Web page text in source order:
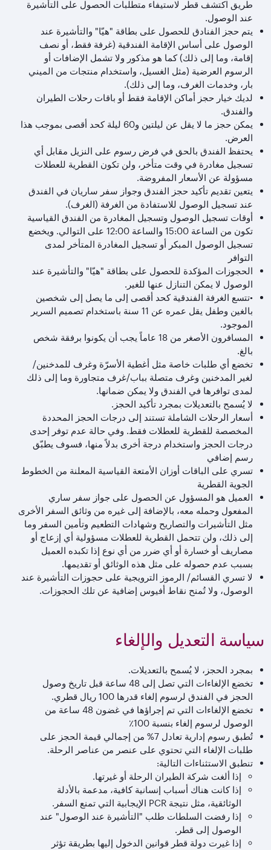
طريق اكتشف قطر لاستيفاء متطلبات الحصول على التأشيرة
عند الوصول.
يتم حجز الفنادق للحصول على بطاقة "هيّا" والتأشيرة عند
الوصول على أساس الإقامة الفندقية (غرفة فقط، أو نصف
إقامة، وما إلى ذلك) كما هو مذكور ولا تشمل الإضافات أو
الرسوم العرضية (مثل الغسيل، واستخدام منتجات من الميني
بار، وخدمات الغرف، وما إلى ذلك).
لديك خيار حجز أماكن الإقامة فقط أو باقات رحلات الطيران
والفندق.
يمكن حجز ما لا يقل عن ليلتين و60 ليلة كحد أقصى بموجب هذا
العرض.
يحتفظ الفندق بالحق في فرض رسوم على النزيل مقابل أي
تسجيل مغادرة في وقت متأخر، ولن تكون القطرية للعطلات
مسؤولة عن الأسعار المفروضة.
يتعين تقديم تأكيد حجز الفندق وجواز سفر ساريان في الفندق
عند تسجيل الوصول للاستفادة من الغرفة (الغرف).
أوقات تسجيل الوصول وتسجيل المغادرة من الفندق القياسية
تكون من الساعة 15:00 والساعة 12:00 على التوالي. ويخضع
تسجيل الوصول المبكر أو تسجيل المغادرة المتأخر لمدى
التوافر
الحجوزات المؤكدة للحصول على بطاقة "هيّا" والتأشيرة عند
الوصول لا يمكن التنازل عنها للغير.
•تتسع الغرفة الفندقية كحد أقصى إلى ما يصل إلى شخصين
بالغين وطفل يقل عمره عن 11 سنة باستخدام تصميم السرير
الموجود.
المسافرون الأصغر من 18 عاماً يجب أن يكونوا برفقة شخص
بالغ.
تخضع أي طلبات خاصة مثل أغطية الأسرّة وغرف للمدخنين/
لغير المدخنين وغرف متصلة بباب/غرف متجاورة وما إلى ذلك
لمدى توافرها في الفندق ولا يمكن ضمانها.
لا يُسمح بالتعديلات بمجرد تأكيد الحجز.
أسعار الرحلات الشاملة تستند إلى درجات الحجز المحددة
المخصصة للقطرية للعطلات فقط. وفي حالة عدم توفر إحدى
درجات الحجز واستخدام درجة أخرى بدلاً منها، فسوف يطبّق
رسم إضافي
تسري على الباقات أوزان الأمتعة القياسية المعلنة من الخطوط
الجوية القطرية
العميل هو المسؤول عن الحصول على جواز سفر ساري
المفعول وحمله معه، بالإضافة إلى غيره من وثائق السفر الأخرى
مثل التأشيرات والتصاريح وشهادات التطعيم وتأمين السفر وما
إلى ذلك، ولن تتحمل القطرية للعطلات مسؤولية أي إزعاج أو
مصاريف أو خسارة أو أي ضرر من أي نوع إذا تكبده العميل
بسبب عدم حصوله على مثل هذه الوثائق أو تقديمها.
لا تسري القسائم/ الرموز الترويجية على حجوزات التأشيرة عند
الوصول، ولا تُمنح نقاط أفيوس إضافية عن تلك الحجوزات.
سياسة التعديل والإلغاء
بمجرد الحجز، لا يُسمح بالتعديلات.
تخضع الإلغاءات التي تصل إلى 48 ساعة قبل تاريخ وصول
الحجز في الفندق لرسوم إلغاء قدرها 100 ريال قطري.
تخضع الإلغاءات التي تم إجراؤها في غضون 48 ساعة من
الوصول لرسوم إلغاء بنسبة 100٪
تُطبق رسوم إدارية تعادل 7% من إجمالي قيمة الحجز على
طلبات الإلغاء التي تحتوي على عنصر من عناصر الرحلة.
تنطبق الاستثناءات التالية:
إذا ألغت شركة الطيران الرحلة أو غيرتها.
إذا كانت هناك أسباب إنسانية كافية، مدعمة بالأدلة
الوثائقية، مثل نتيجة PCR الإيجابية التي تمنع السفر.
إذا رفضت السلطات طلب "التأشيرة عند الوصول" عند
الوصول إلى قطر.
إذا غيرت دولة قطر قوانين الدخول إليها بطريقة تؤثر